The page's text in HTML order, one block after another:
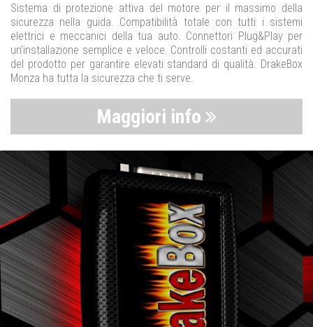
Sistema di protezione attiva del motore per il massimo della
sicurezza nella guida. Compatibilità totale con tutti i sistemi
elettrici e meccanici della tua auto. Connettori Plug&Play per
un’installazione semplice e veloce. Controlli costanti ed accurati
del prodotto per garantire elevati standard di qualità. DrakeBox
Monza ha tutta la sicurezza che ti serve.
Maggiori info